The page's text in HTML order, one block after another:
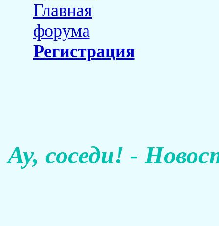
Главная
форума
Регистрация
Ау, соседи! -